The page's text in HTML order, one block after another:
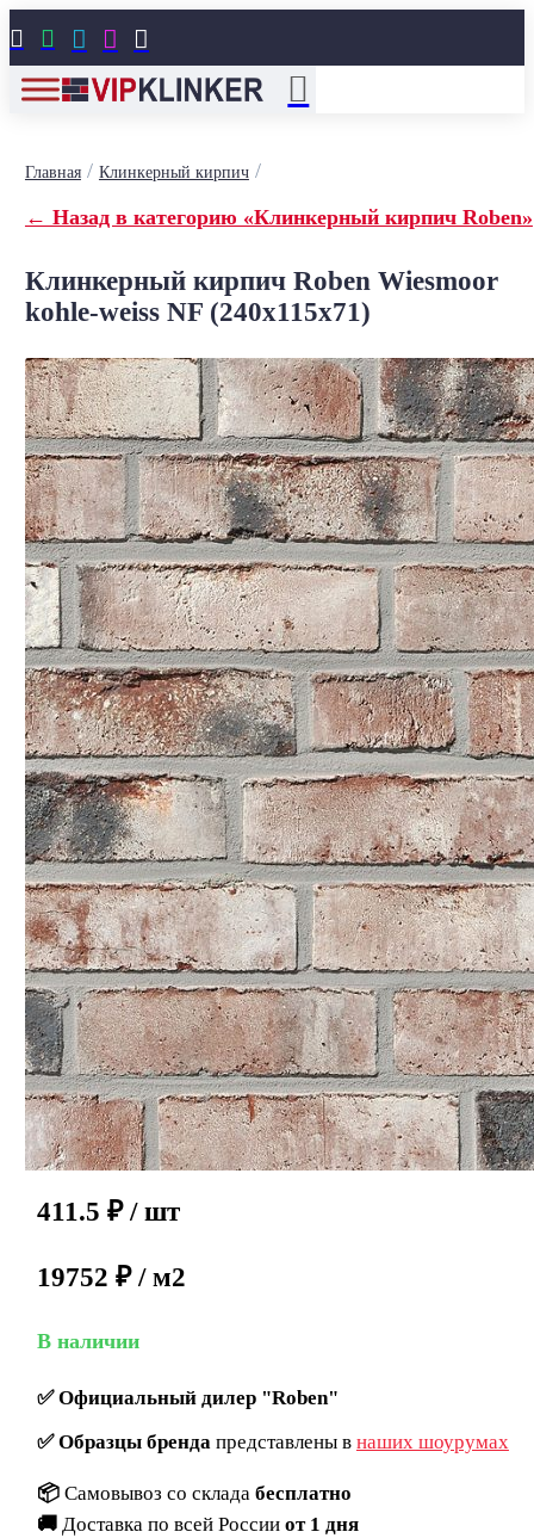
    
Главная/ Клинкерный кирпич/
← Назад в категорию «Клинкерный кирпич Roben»
Клинкерный кирпич Roben Wiesmoor
kohle-weiss NF (240x115x71)
411.5 ₽ / шт
19752 ₽ / м2
В наличии
✅Официальный дилер "Roben"
✅Образцы брендапредставлены в наших шоурумах
📦 Самовывоз со склада бесплатно
🚚 Доставка по всей России от 1 дня